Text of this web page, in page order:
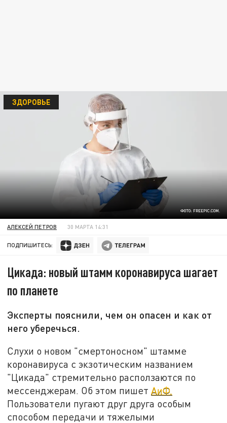
ФОТО: FREEPIC.COM.
ЗДОРОВЬЕ
АЛЕКСЕЙ ПЕТРОВ 30 МАРТА 14:31
ПОДПИШИТЕСЬ:
Цикада: новый штамм коронавируса шагает
по планете
Эксперты пояснили, чем он опасен и как от
него уберечься.
Слухи о новом "смертоносном" штамме
коронавируса с экзотическим названием
"Цикада" стремительно расползаются по
мессенджерам. Об этом пишетАиФ.
Пользователи пугают друг друга особым
способом передачи и тяжелыми